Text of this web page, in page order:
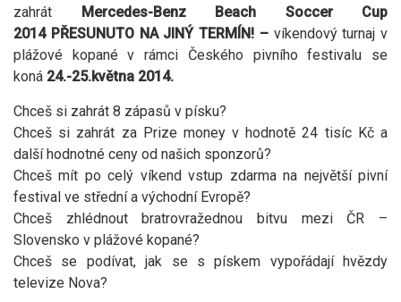
zahrát Mercedes-Benz Beach Soccer Cup
2014 PŘESUNUTO NA JINÝ TERMÍN! – víkendový turnaj v
plážové kopané v rámci Českého pivního festivalu se
koná 24.-25.května 2014.
Chceš si zahrát 8 zápasů v písku?
Chceš si zahrát za Prize money v hodnotě 24 tisíc Kč a
další hodnotné ceny od našich sponzorů?
Chceš mít po celý víkend vstup zdarma na největší pivní
festival ve střední a východní Evropě?
Chceš zhlédnout bratrovražednou bitvu mezi ČR –
Slovensko v plážové kopané?
Chceš se podívat, jak se s pískem vypořádají hvězdy
televize Nova?